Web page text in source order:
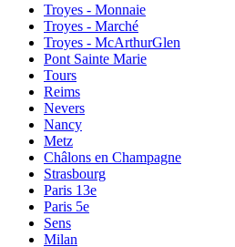
Troyes - Monnaie
Troyes - Marché
Troyes - McArthurGlen
Pont Sainte Marie
Tours
Reims
Nevers
Nancy
Metz
Châlons en Champagne
Strasbourg
Paris 13e
Paris 5e
Sens
Milan